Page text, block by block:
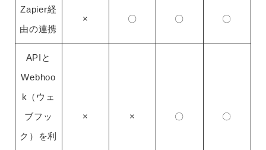
Zapier経
由の連携
× 〇 〇 〇
APIと
Webhoo
k（ウェ
ブフッ
ク）を利
× × 〇 〇